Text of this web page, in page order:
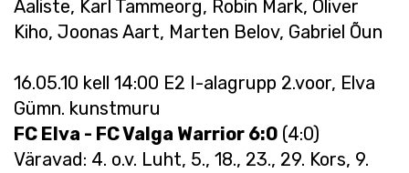
Aaliste, Karl Tammeorg, Robin Mark, Oliver
Kiho, Joonas Aart, Marten Belov, Gabriel Õun
16.05.10 kell 14:00 E2 I-alagrupp 2.voor, Elva
Gümn. kunstmuru
FC Elva - FC Valga Warrior 6:0 (4:0)
Väravad: 4. o.v. Luht, 5., 18., 23., 29. Kors, 9.